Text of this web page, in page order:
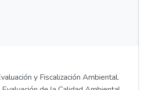
y Fiscalización Ambiental.